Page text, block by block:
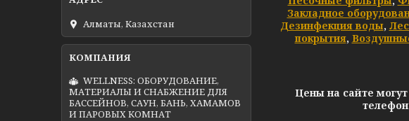
Закладное
Дезинфекция воды,
покрытия,
Цены на сайте
Алматы, Казахстан
WELLNESS: ОБОРУДОВАНИЕ,
МАТЕРИАЛЫ И СНАБЖЕНИЕ ДЛЯ
БАССЕЙНОВ, САУН, БАНЬ, ХАМАМОВ
И ПАРОВЫХ КОМНАТ